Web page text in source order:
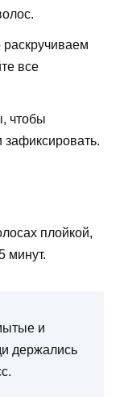
раскручиваем
все
чтобы
зафиксировать.
плойкой,
минут.
и
держались